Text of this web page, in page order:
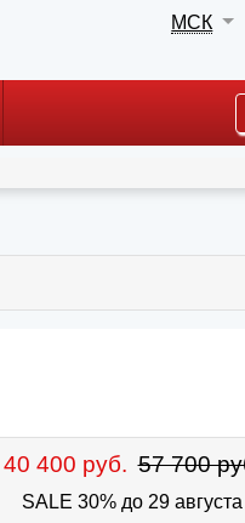
МСК
40 400 руб. 57 700
SALE 30% до 29 августа